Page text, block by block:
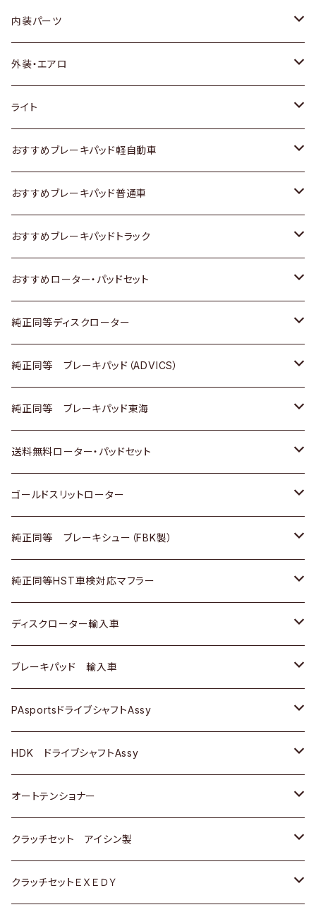
内装パーツ
トヨタ
ホンダ
スズキ
日産
いすゞ
ダイハツ
マツダ
三菱
スバル
日野
三菱ふそう
ＢＭＷ
外装・エアロ
トヨタ
ホンダ
スズキ
日産
いすゞ
ダイハツ
マツダ
三菱
日野
三菱ふそう
ライト
トヨタ
スズキ
日産
いすゞ
ダイハツ
三菱
日野
三菱ふそう
その他
おすすめブレーキパッド軽自動車
トヨタ
ホンダ
スズキ
日産
ダイハツ
マツダ
三菱
スバル
おすすめブレーキパッド普通車
トヨタ
ホンダ
スズキ
日産
いすゞ
ダイハツ
マツダ
三菱
スバル
おすすめブレーキパッドトラック
トヨタ
日産
いすゞ
ダイハツ
マツダ
三菱
おすすめローター・パッドセット
トヨタ
ホンダ
スズキ
日産
ダイハツ
マツダ
三菱
スバル
純正同等ディスクローター
トヨタ
ホンダ
スズキ
日産
いすゞ
ダイハツ
マツダ
三菱
スバル
ＢＥＮＺ
純正同等 ブレーキパッド（ADVICS）
トヨタ
ホンダ
スズキ
日産
ダイハツ
マツダ
三菱
スバル
純正同等 ブレーキパッド東海
トヨタ
ホンダ
日産
いすゞ
ダイハツ
マツダ
三菱
スバル
送料無料ローター・パッドセット
トヨタ
ホンダ
スズキ
日産
ダイハツ
マツダ
三菱
スバル
ゴールドスリットローター
トヨタ
ホンダ
スズキ
日産
ダイハツ
マツダ
三菱
スバル
純正同等 ブレーキシュー（FBK製）
ホンダ
スズキ
日産
ダイハツ
マツダ
三菱
スバル
純正同等HST車検対応マフラー
トヨタ
ホンダ
スズキ
日産
いすゞ
ダイハツ
マツダ
ディスクローター輸入車
ＡＵＤＩ
ＢＥＮＺ
ＢＭＷ
GOLF
ＷＡＧＥＮ
アストロ（シボレー）
ブレーキパッド 輸入車
ＢＥＮＺ
ＢＭＷ
ＷＡＧＥＮ
ＶＯＬＶＯ
PAsportsドライブシャフトAssy
トヨタ
ホンダ
スズキ
日産
HDK ドライブシャフトAssy
スズキ
ダイハツ
日産
オートテンショナー
トヨタ
クラッチセット アイシン製
ホンダ
クラッチセットＥＸＥＤＹ